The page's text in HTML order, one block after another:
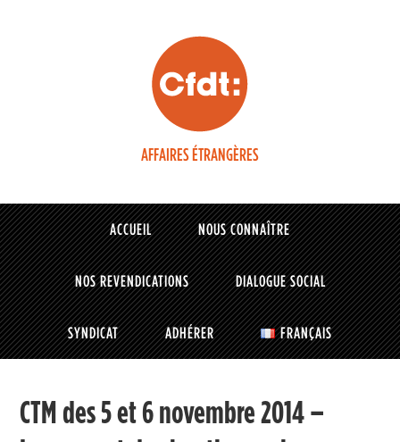
AFFAIRES ÉTRANGÈRES
ACCUEIL NOUS CONNAÎTRE
NOS REVENDICATIONS DIALOGUE SOCIAL
SYNDICAT ADHÉRER FRANÇAIS
CTM des 5 et 6 novembre 2014 –